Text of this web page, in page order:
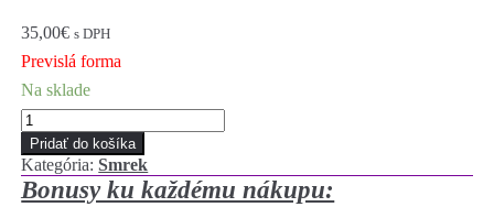
35,00€ s DPH
Previslá forma
Na sklade
množstvo
Smrek
obyčajný
previsnutý
(Picea
Pridať do košíka
Kategória:Smrek
Bonusy ku každému nákupu: